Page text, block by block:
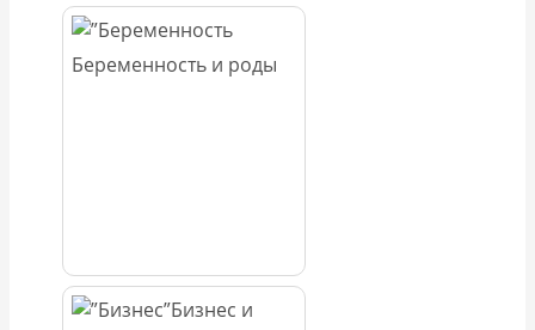
Беременность и роды
Бизнес и